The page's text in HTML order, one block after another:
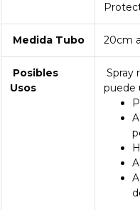
Medida Tubo 20cm
Posibles
Usos
Spray
puede